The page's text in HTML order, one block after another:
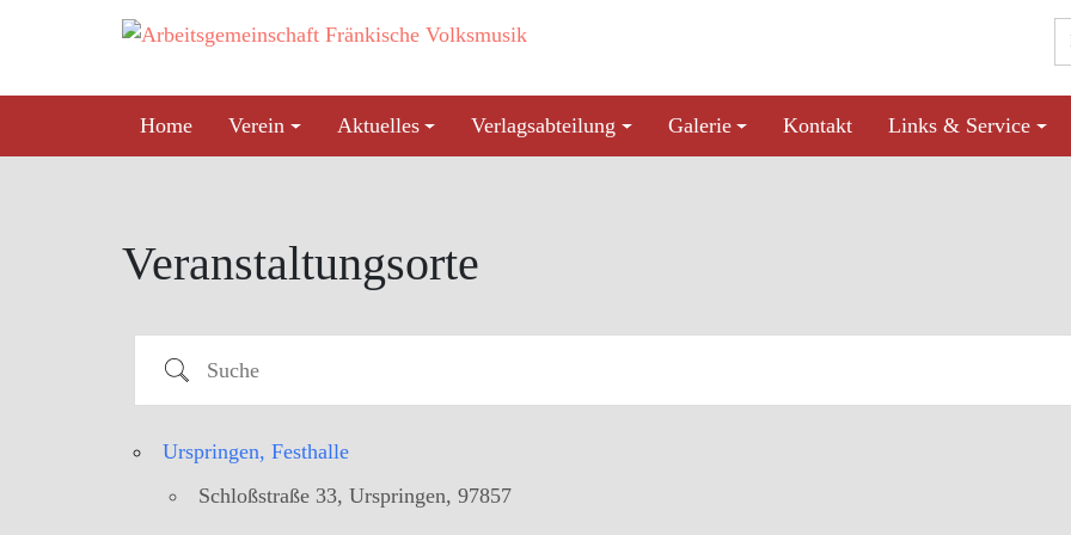
Home
Verein Aktuelles Verlagsabteilung Galerie Kontakt Links & Service
Veranstaltungsorte
Suche
Urspringen, Festhalle
Schloßstraße 33, Urspringen, 97857